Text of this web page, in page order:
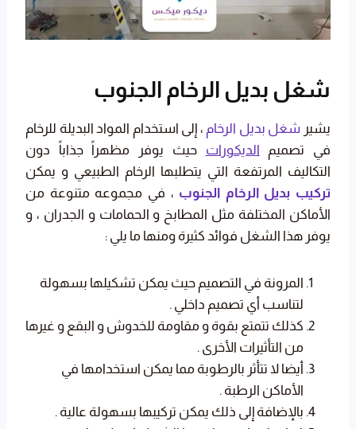
شغل بديل الرخام الجنوب
يشير شغل بديل الرخام ، إلى استخدام المواد البديلة للرخام
في تصميم
الديكورات حيث يوفر مظهراً جذاباً دون
التكاليف المرتفعة التي يتطلبها الرخام الطبيعي و يمكن
تركيب بديل الرخام الجنوب ، في مجموعه متنوعة من
الأماكن المختلفة مثل المطابخ و الحمامات و الجدران ، و
يوفر هذا الشغل فوائد كثيرة ومنها ما يلي :
المرونة في التصميم حيث يمكن تشكيلها بسهولة
لتناسب أي تصميم داخلي .
كذلك تتمتع بقوة و مقاومة للخدوش و البقع و غيرها
من التأثيرات الأخرى .
أيضا لا تتأثر بالرطوبة مما يمكن استخدامها في
الأماكن الرطبة .
بالإضافة إلى ذلك يمكن تركيبها بسهولة عالية .